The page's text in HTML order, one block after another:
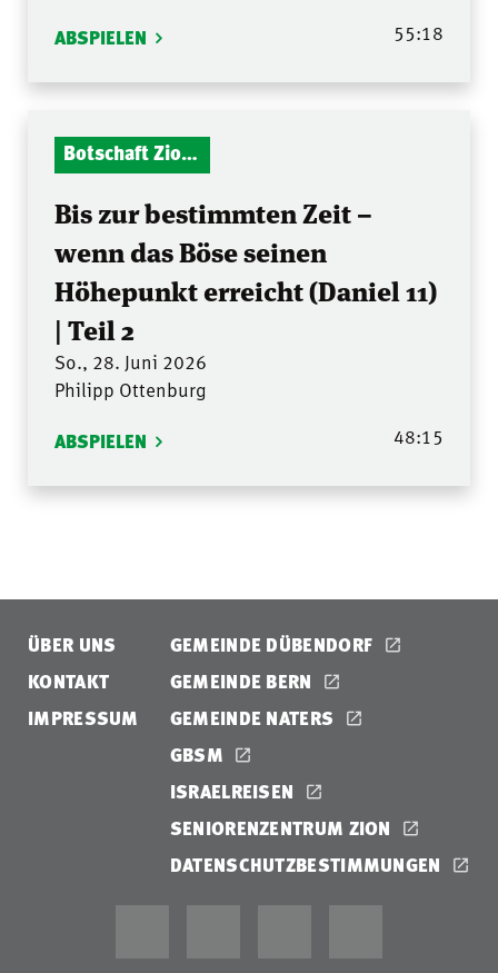
ABSPIELEN 55:18
Botschaft Zionshalle
Bis zur bestimmten Zeit –
wenn das Böse seinen
Höhepunkt erreicht (Daniel 11)
| Teil 2
So., 28. Juni 2026
Philipp Ottenburg
ABSPIELEN 48:15
ÜBER UNS
KONTAKT
IMPRESSUM
GEMEINDE DÜBENDORF
GEMEINDE BERN
GEMEINDE NATERS
GBSM
ISRAELREISEN
SENIORENZENTRUM ZION
DATENSCHUTZBESTIMMUNGEN